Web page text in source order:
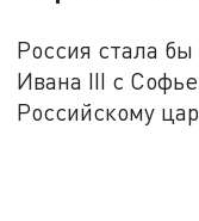
Россия стала
Ивана III с
Российскому